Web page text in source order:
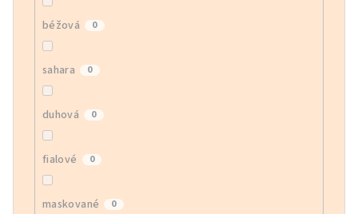
béžová 0
sahara 0
duhová 0
fialové 0
maskované 0